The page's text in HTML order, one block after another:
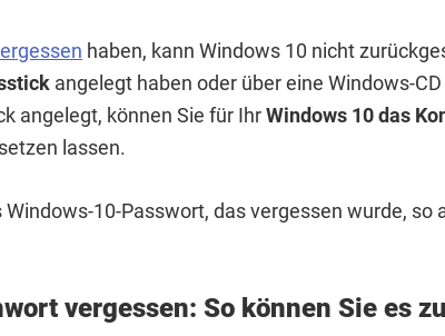
haben, kann Windows 10 nicht
angelegt haben oder über eine Windows-
angelegt, können Sie für IhrWindows 10 das
lassen.
10-Passwort, das vergessen wurde, so
vergessen: So können Sie es